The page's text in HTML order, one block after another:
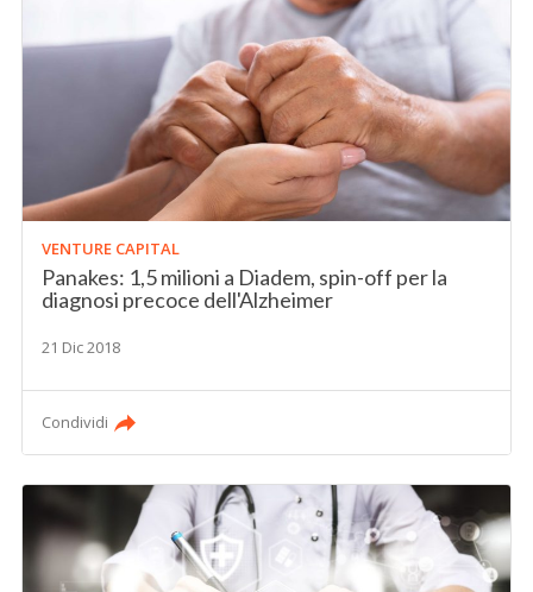
VENTURE CAPITAL
Panakes: 1,5 milioni a Diadem, spin-off per la
diagnosi precoce dell'Alzheimer
21 Dic 2018
Condividi